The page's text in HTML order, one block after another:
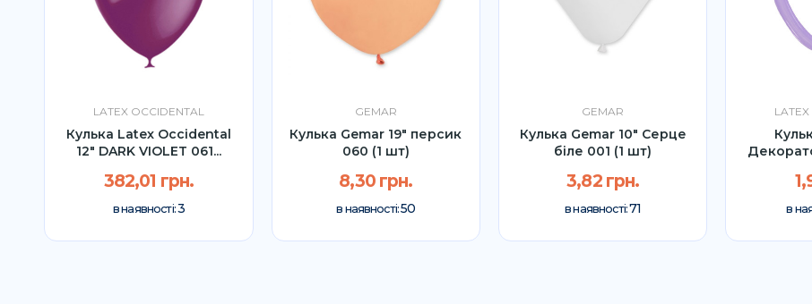
LATEX OCCIDENTAL
Кулька Latex Occidental
12" DARK VIOLET 061...
382,01 грн.
в наявності:3
GEMAR
Кулька Gemar 19" персик
060 (1 шт)
8,30 грн.
в наявності:50
GEMAR
Кулька Gemar 10" Серце
біле 001 (1 шт)
3,82 грн.
в наявності:71
LATEX
в